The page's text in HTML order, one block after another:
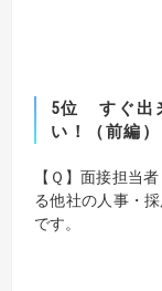
5位 すぐ出
い！（前編）
【Ｑ】面接担当
る他社の人事・
です。